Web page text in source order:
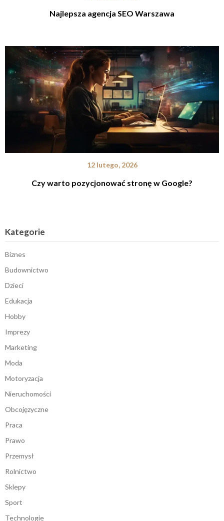
Najlepsza agencja SEO Warszawa
12 lutego, 2026
Czy warto pozycjonować stronę w Google?
Kategorie
Biznes
Budownictwo
Dzieci
Edukacja
Hobby
Imprezy
Marketing
Moda
Motoryzacja
Nieruchomości
Obcojęzyczne
Praca
Prawo
Przemysł
Rolnictwo
Sklepy
Sport
Technologie